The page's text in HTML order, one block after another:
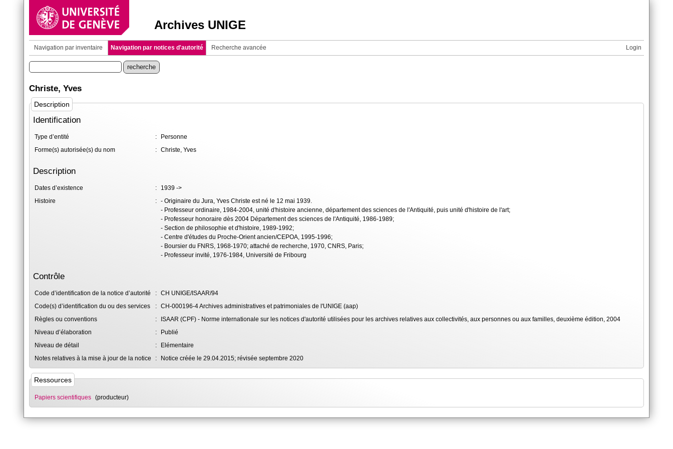
Archives UNIGE
Login
Navigation par inventaire Navigation par notices d'autorité Recherche avancée
Christe, Yves
Description
Identification
Type d’entité :
Personne
Forme(s) autorisée(s) du nom
: Christe, Yves
Description
Dates d’existence :
1939 ->
Histoire
: - Originaire du Jura, Yves Christe est né le 12 mai 1939.
- Professeur ordinaire, 1984-2004, unité d'histoire ancienne, département des sciences de l'Antiquité, puis unité d'histoire de l'art;
- Professeur honoraire dès 2004 Département des sciences de l'Antiquité, 1986-1989;
- Section de philosophie et d'histoire, 1989-1992;
- Centre d'études du Proche-Orient ancien/CEPOA, 1995-1996;
- Boursier du FNRS, 1968-1970; attaché de recherche, 1970, CNRS, Paris;
- Professeur invité, 1976-1984, Université de Fribourg
Contrôle
Code d’identification de la notice d’autorité : CH UNIGE/ISAAR/94
Code(s) d’identification du ou des services
: CH-000196-4 Archives administratives et patrimoniales de l'UNIGE (aap)
Règles ou conventions
:
ISAAR (CPF) - Norme internationale sur les notices d'autorité utilisées pour les archives relatives aux collectivités, aux personnes ou aux familles, deuxième édition, 2004
Niveau d’élaboration
:
Publié
Niveau de détail
:
Elémentaire
Notes relatives à la mise à jour de la notice
: Notice créée le 29.04.2015; révisée septembre 2020
Ressources
Papiers scientifiques (producteur)